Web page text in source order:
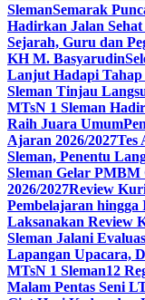
SlemanSemarak
Hadirkan Jalan
Sejarah, Guru dan
KH M. Basyarudin
Lanjut Hadapi
Sleman Tinjau
MTsN 1 Sleman
Raih Juara Umum
Ajaran 2026/2027Tes
Sleman, Penentu
Sleman Gelar PMBM
2026/2027Review
Pembelajaran
Laksanakan Review
Sleman Jalani
Lapangan Upacara,
MTsN 1 Sleman12
Malam Pentas Seni